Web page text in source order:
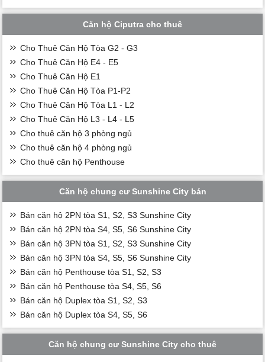
Căn hộ Ciputra cho thuê
Cho Thuê Căn Hộ Tòa G2 - G3
Cho Thuê Căn Hộ E4 - E5
Cho Thuê Căn Hộ E1
Cho Thuê Căn Hộ Tòa P1-P2
Cho Thuê Căn Hộ Tòa L1 - L2
Cho Thuê Căn Hộ L3 - L4 - L5
Cho thuê căn hộ 3 phòng ngủ
Cho thuê căn hộ 4 phòng ngủ
Cho thuê căn hộ Penthouse
Căn hộ chung cư Sunshine City bán
Bán căn hộ 2PN tòa S1, S2, S3 Sunshine City
Bán căn hộ 2PN tòa S4, S5, S6 Sunshine City
Bán căn hộ 3PN tòa S1, S2, S3 Sunshine City
Bán căn hộ 3PN tòa S4, S5, S6 Sunshine City
Bán căn hộ Penthouse tòa S1, S2, S3
Bán căn hộ Penthouse tòa S4, S5, S6
Bán căn hộ Duplex tòa S1, S2, S3
Bán căn hộ Duplex tòa S4, S5, S6
Căn hộ chung cư Sunshine City cho thuê